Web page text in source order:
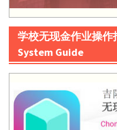
学校无现金作业操作
System Guide